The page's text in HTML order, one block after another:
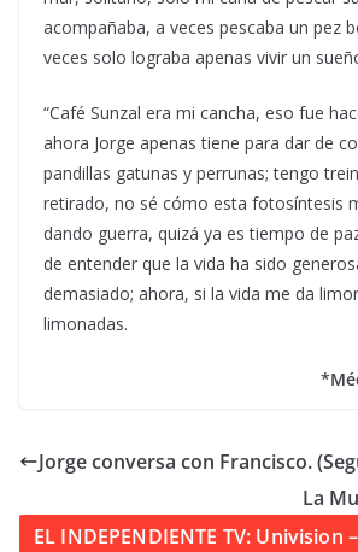
acompañaba, a veces pescaba un pez
veces solo lograba apenas vivir un
“Café Sunzal era mi cancha, eso fue
ahora Jorge apenas tiene para dar de
pandillas gatunas y perrunas; tengo
retirado, no sé cómo esta fotosíntesis
dando guerra, quizá ya es tiempo de
de entender que la vida ha sido
demasiado; ahora, si la vida me da
limonadas.
Jorge conversa con Francisco.
La
EL INDEPENDIENTE TV: Univision